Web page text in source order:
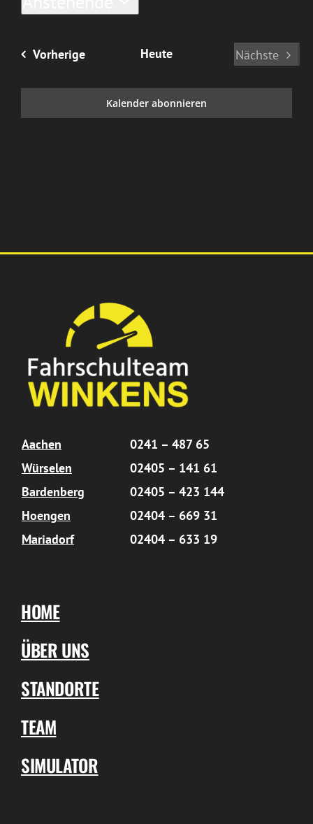
Datum
VorherigeVeranstaltungen
Heute
Nächste
Kalender abonnieren
Aachen
0241 – 487 65
Würselen
02405 – 141 61
Bardenberg
02405 – 423 144
Hoengen
02404 – 669 31
Mariadorf
02404 – 633 19
HOME
ÜBER UNS
STANDORTE
TEAM
SIMULATOR